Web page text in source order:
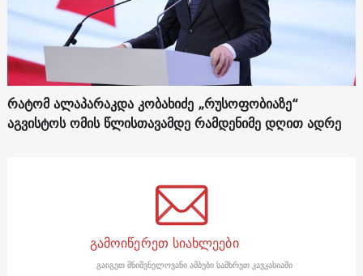
რატომ ალაპარაკდა კობახიძე „რუსოფობიაზე“
აგვისტოს ომის წლისთავამდე რამდენიმე დღით ადრე
გამოიწერეთ სიახლეები
გაიგეთ მნიშვნელოვანი ამბები სამხრეთ კავკასიაში